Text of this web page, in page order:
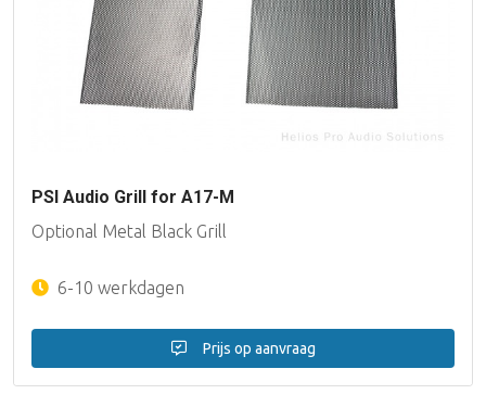
PSI Audio Grill for A17-M
Optional Metal Black Grill
6-10 werkdagen
Prijs op aanvraag